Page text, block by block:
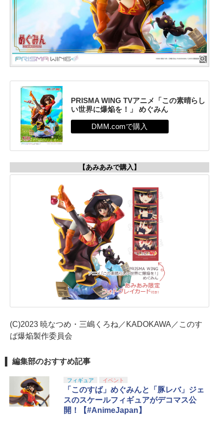
PRISMA WING TVアニメ「この素晴らし
い世界に爆焔を！」 めぐみん
【あみあみで購入】
(C)2023 暁なつめ・三嶋くろね／KADOKAWA／このす
ば爆焔製作委員会
編集部のおすすめ記事
フィギュア イベント
「このすば」めぐみんと「豚レバ」ジェ
スのスケールフィギュアがデコマス公
開！【#AnimeJapan】